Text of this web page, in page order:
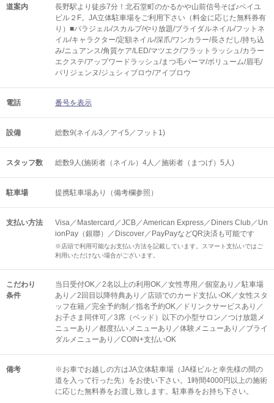
道案内
長野駅より徒歩7分！北石堂町のかるかや山前信号そば♪ベイユ
ビル２F。JA立体駐車場をご利用下さい（料金に応じた無料券有
り）■パラジェル/スカルプ/やり放題/ブライダルネイル/フットネ
イル/キャラクター/定額ネイル/深爪/ワンカラー/長さだし/持ち込
み/ニュアンス/角質ケア/LED/マツエク/フラットラッシュ/カラー
エクステ/アップワードラッシュ/まつ毛パーマ/ボリューム/眉毛/
パリジェンヌ/ジュシィブロウ/アイブロウ
電話 番号を表示
設備 総数9(ネイル3／アイ5／フット1)
スタッフ数 総数9人(施術者（ネイル）4人／施術者（まつげ）5人)
駐車場 提携駐車場あり（備考欄参照）
支払い方法
Visa／Mastercard／JCB／American Express／Diners Club／Un
ionPay（銀聯）／Discover／PayPayなどQR決済も可能です
※店頭で利用可能なお支払い方法を記載しています。スマート支払いではご
利用いただけない場合がございます。
こだわり
条件
当日受付OK／2名以上の利用OK／女性専用／個室あり／駐車場
あり／2回目以降特典あり／店頭でのカード支払いOK／女性スタ
ッフ在籍／完全予約制／指名予約OK／ドリンクサービスあり／
お子さま同伴可／3席（ベッド）以下の小型サロン／つけ放題メ
ニューあり／都度払いメニューあり／体験メニューあり／ブライ
ダルメニューあり／COIN+支払いOK
備考
※お車でお越しの方はJA立体駐車場（JA様ビルと幸先様の間の
道を入って行った先）をお使い下さい。1時間4000円以上の施術
に応じた無料券をお渡し致します。駐車券をお持ち下さい。